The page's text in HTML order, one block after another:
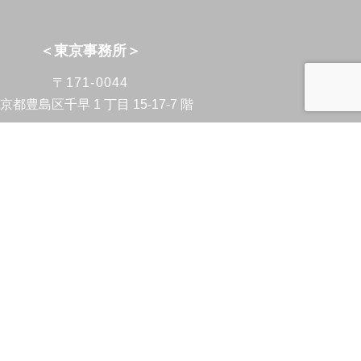
＜東京事務所＞
〒171-0044
都豊島区千早 1 丁目 15-17-7 階